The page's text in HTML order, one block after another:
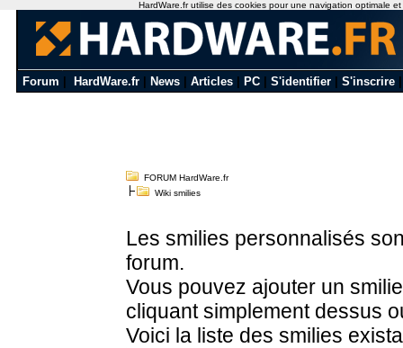
Forum HardWare.fr News Articles PC S'identifier S'inscrire
FORUM HardWare.fr
Wiki smilies
Les smilies personnalisés
forum.
Vous pouvez ajouter un
cliquant simplement dessus
Voici la liste des smilies
HardWare.fr utilise des cookies pour une navigation optimale